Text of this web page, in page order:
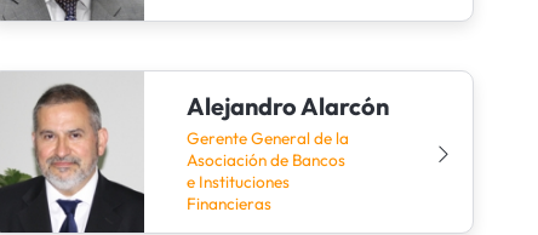
Alejandro Alarcón
Gerente General de la
Asociación de Bancos
e Instituciones
Financieras